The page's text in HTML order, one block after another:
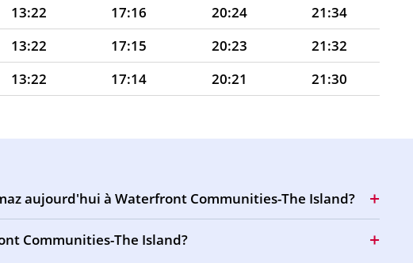
13:22 17:16 20:24
21:34
13:22 17:15 20:23
21:32
13:22 17:14 20:21
21:30
13:21
13:21 17:10
aujourd'hui à Waterfront Communities-The Island?
Communities-The Island?